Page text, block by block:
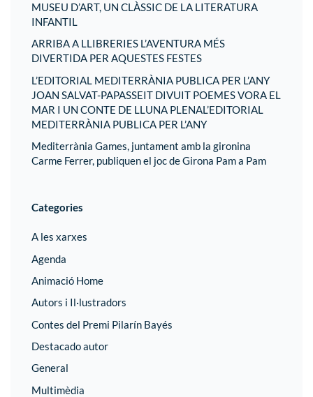
MUSEU D’ART, UN CLÀSSIC DE LA LITERATURA
INFANTIL
ARRIBA A LLIBRERIES L’AVENTURA MÉS
DIVERTIDA PER AQUESTES FESTES
L’EDITORIAL MEDITERRÀNIA PUBLICA PER L’ANY
JOAN SALVAT-PAPASSEIT DIVUIT POEMES VORA EL
MAR I UN CONTE DE LLUNA PLENAL’EDITORIAL
MEDITERRÀNIA PUBLICA PER L’ANY
Mediterrània Games, juntament amb la gironina
Carme Ferrer, publiquen el joc de Girona Pam a Pam
Categories
A les xarxes
Agenda
Animació Home
Autors i Il·lustradors
Contes del Premi Pilarín Bayés
Destacado autor
General
Multimèdia